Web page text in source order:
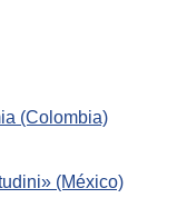
(Colombia)
(México)